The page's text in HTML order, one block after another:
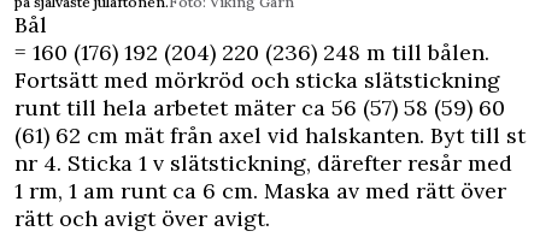
Bål
= 160 (176) 192 (204) 220 (236) 248 m till bålen.
Fortsätt med mörkröd och sticka slätstickning
runt till hela arbetet mäter ca 56 (57) 58 (59) 60
(61) 62 cm mät från axel vid halskanten. Byt till st
nr 4. Sticka 1 v slätstickning, därefter resår med
1 rm, 1 am runt ca 6 cm. Maska av med rätt över
rätt och avigt över avigt.